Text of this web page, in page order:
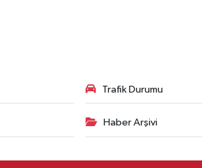
Trafik Durumu
Haber Arşivi